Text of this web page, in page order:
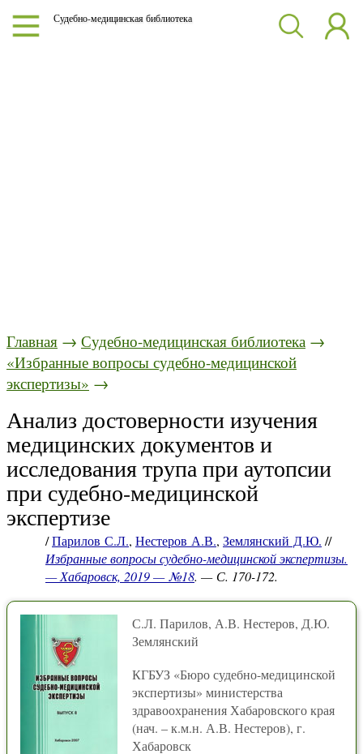
Судебно-медицинская библиотека
Главная → Судебно-медицинская библиотека →
«Избранные вопросы судебно-медицинской
экспертизы» →
Анализ достоверности изучения
медицинских документов и
исследования трупа при аутопсии
при судебно-медицинской
экспертизе
/Парилов С.Л., Нестеров А.В., Землянский Д.Ю. //
Избранные вопросы судебно-медицинской экспертизы.
— Хабаровск, 2019 — №18. — С. 170-172.
С.Л. Парилов, А.В. Нестеров, Д.Ю.
Землянский
КГБУЗ «Бюро судебно-медицинской
экспертизы» министерства
здравоохранения Хабаровского края
(нач. – к.м.н. А.В. Нестеров), г.
Хабаровск